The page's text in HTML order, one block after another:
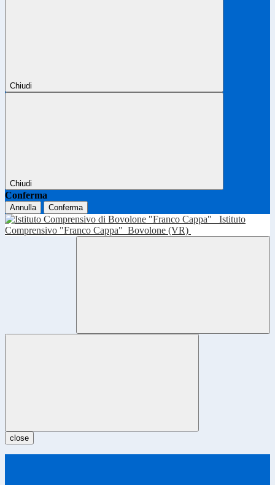
Chiudi
Chiudi
Conferma
Annulla Conferma
Istituto
Comprensivo "Franco Cappa" Bovolone (VR)
close